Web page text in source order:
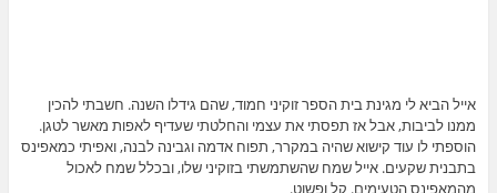
אייל הביא לי מגינת בית הספר זוקיני חמוד, שהם גידלו השנה. חשבתי להכין
ממנו לביבות, אבל אז תפסתי את עצמי והחלטתי שעדיף לאפות מאשר לטגן.
הוספתי לו עוד קישוא שהיה במקרר, תפוח אדמה וגבינה לבנה, ואפיתי כמאפינס
בתבנית שקעים. אייל שמח שהשתמשתי בזוקיני שלו, ובכלל שמח לאכול
מהמאפינס הטעימים. קל ופשוט.